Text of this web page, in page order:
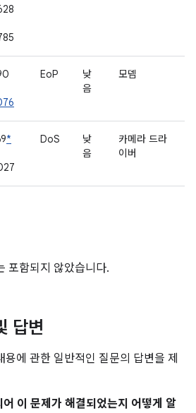
EoP
낮
음
모뎀
*
DoS
낮
음
카메라 드라
이버
포함되지 않았습니다.
답변
에 관한 일반적인 질문의 답변을 제
이 문제가 해결되었는지 어떻게 알